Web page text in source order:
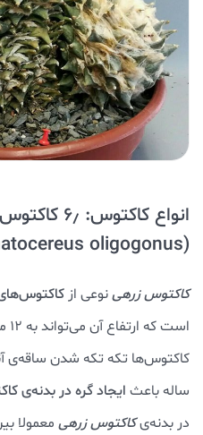
انواع
(Armatocereus oligogonus)
کاکتوس زرهینوعی از
کاکتوس‌ها تکه تکه شدن ساقه‌ی
ساله باعث ایجاد گره در بدنه‌ی
در بدنه‌یکاکتوس زرهی